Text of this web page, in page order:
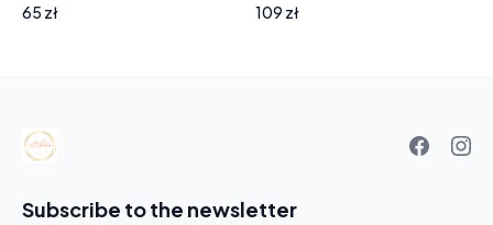
65 zł 109 zł
Subscribe to the newsletter